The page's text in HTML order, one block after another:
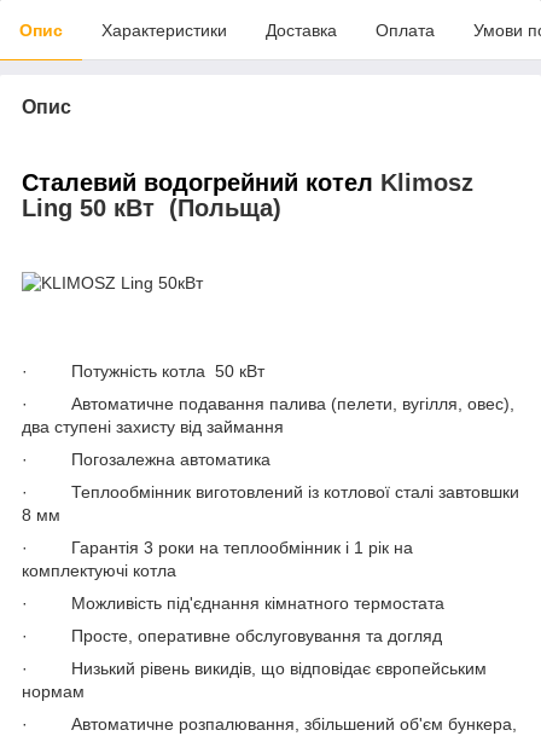
Опис Характеристики Доставка Оплата Умови
Опис
Сталевий водогрейний котел Klimosz
Ling 50 кВт (Польща)
· Потужність котла 50 кВт
· Автоматичне подавання палива (пелети, вугілля, овес),
два ступені захисту від займання
· Погозалежна автоматика
· Теплообмінник виготовлений із котлової сталі завтовшки
8 мм
· Гарантія 3 роки на теплообмінник і 1 рік на
комплектуючі котла
· Можливість під'єднання кімнатного термостата
· Просте, оперативне обслуговування та догляд
· Низький рівень викидів, що відповідає європейським
нормам
· Автоматичне розпалювання, збільшений об'єм бункера,